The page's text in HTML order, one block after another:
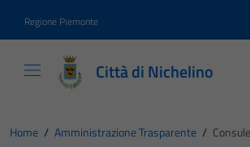
Regione Piemonte
Città di Nichelino
Home / Amministrazione Trasparente /